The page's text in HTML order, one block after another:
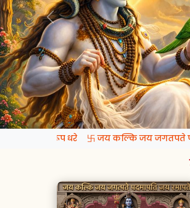
कल्कि रूप धरे 卐 जय कल्कि जय जगतपते